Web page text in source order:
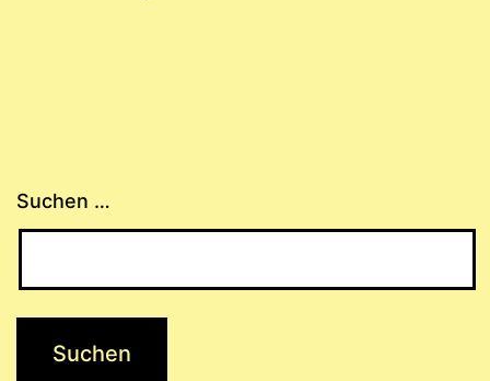
Suchen …